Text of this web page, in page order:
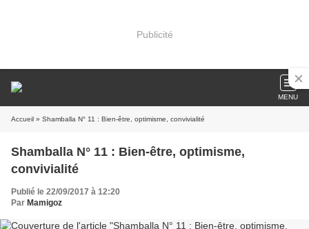
Publicité
MENU
Accueil » Shamballa N° 11 : Bien-être, optimisme, convivialité
Shamballa N° 11 : Bien-être, optimisme,
convivialité
Publié le 22/09/2017 à 12:20
Par Mamigoz